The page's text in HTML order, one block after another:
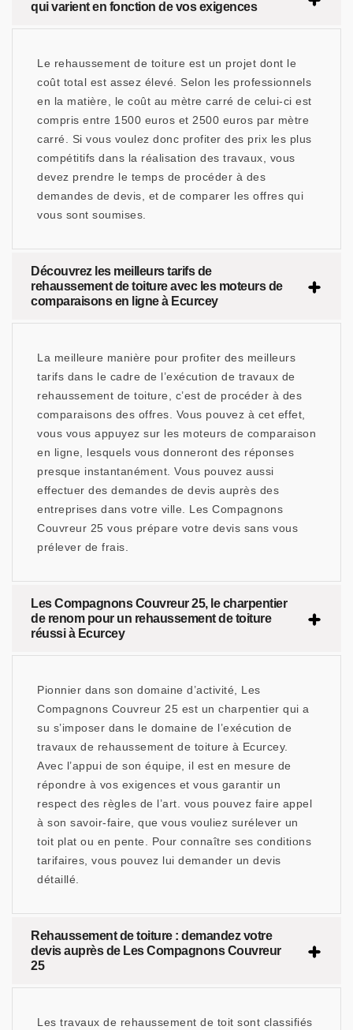
qui varient en fonction de vos exigences
Le rehaussement de toiture est un projet dont le
coût total est assez élevé. Selon les professionnels
en la matière, le coût au mètre carré de celui-ci est
compris entre 1500 euros et 2500 euros par mètre
carré. Si vous voulez donc profiter des prix les plus
compétitifs dans la réalisation des travaux, vous
devez prendre le temps de procéder à des
demandes de devis, et de comparer les offres qui
vous sont soumises.
Découvrez les meilleurs tarifs de
rehaussement de toiture avec les moteurs de
comparaisons en ligne à Ecurcey
La meilleure manière pour profiter des meilleurs
tarifs dans le cadre de l’exécution de travaux de
rehaussement de toiture, c’est de procéder à des
comparaisons des offres. Vous pouvez à cet effet,
vous vous appuyez sur les moteurs de comparaison
en ligne, lesquels vous donneront des réponses
presque instantanément. Vous pouvez aussi
effectuer des demandes de devis auprès des
entreprises dans votre ville. Les Compagnons
Couvreur 25 vous prépare votre devis sans vous
prélever de frais.
Les Compagnons Couvreur 25, le charpentier
de renom pour un rehaussement de toiture
réussi à Ecurcey
Pionnier dans son domaine d’activité, Les
Compagnons Couvreur 25 est un charpentier qui a
su s’imposer dans le domaine de l’exécution de
travaux de rehaussement de toiture à Ecurcey.
Avec l’appui de son équipe, il est en mesure de
répondre à vos exigences et vous garantir un
respect des règles de l’art. vous pouvez faire appel
à son savoir-faire, que vous vouliez surélever un
toit plat ou en pente. Pour connaître ses conditions
tarifaires, vous pouvez lui demander un devis
détaillé.
Rehaussement de toiture : demandez votre
devis auprès de Les Compagnons Couvreur
25
Les travaux de rehaussement de toit sont classifiés